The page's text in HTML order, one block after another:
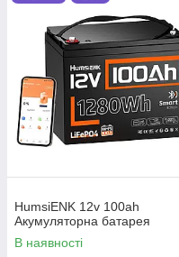
HumsiENK 12v 100ah
Акумуляторна батарея
В наявності